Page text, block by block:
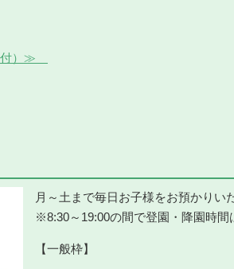
付）≫
月～土まで毎日お子様をお預かりい
※8:30～19:00の間で登園・降園時間
【一般枠】